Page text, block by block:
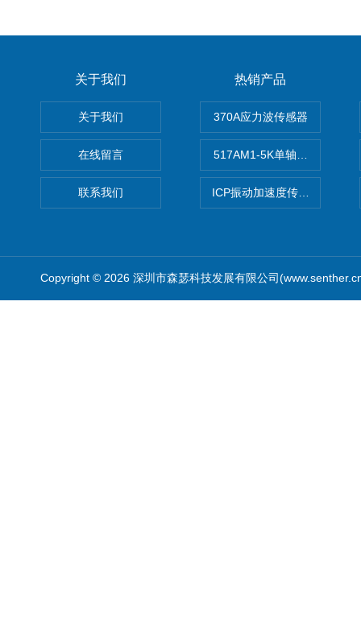
关于我们
关于我们
在线留言
联系我们
热销产品
370A应力波传感器
517AM1-5K单轴冲击IEPE加
ICP振动加速度传感器
Copyright © 2026 深圳市森瑟科技发展有限公司